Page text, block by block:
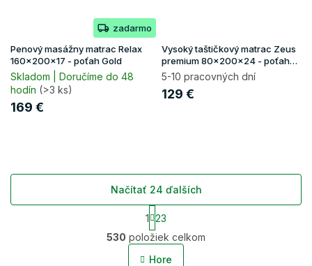
zadarmo
Penový masážny matrac Relax
160x200x17 - poťah Gold
Skladom | Doručíme do 48
hodín (>3 ks)
169 €
Vysoký taštičkový matrac Zeus
premium 80x200x24 - poťah
Aloe Vera
5-10 pracovných dní
129 €
O
v
l
Načítať 24 ďalších
t
r
á
n
1 23
530 položiek celkom
Hore